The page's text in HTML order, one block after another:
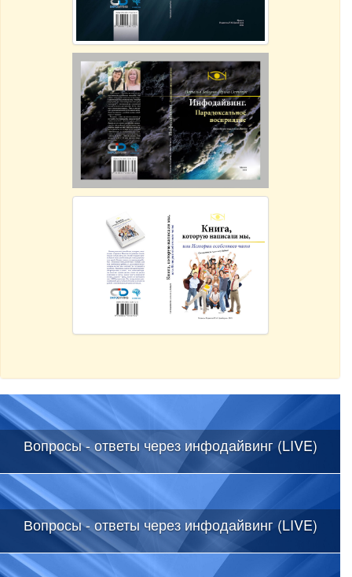
Вопросы - ответы через инфодайвинг (LIVE)
Вопросы - ответы через инфодайвинг (LIVE)